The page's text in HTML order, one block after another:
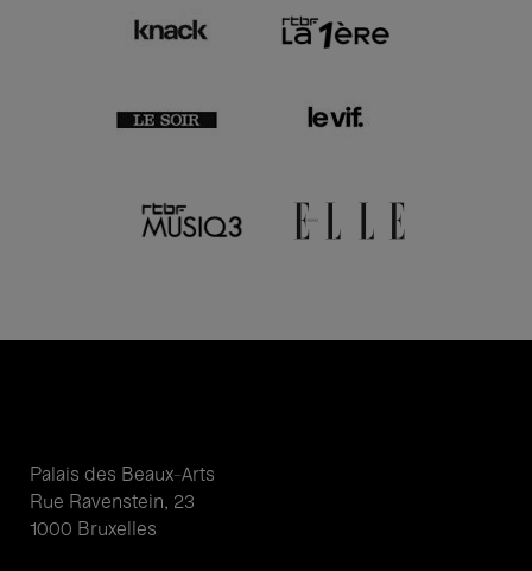
Palais des Beaux-Arts
Rue Ravenstein, 23
1000 Bruxelles